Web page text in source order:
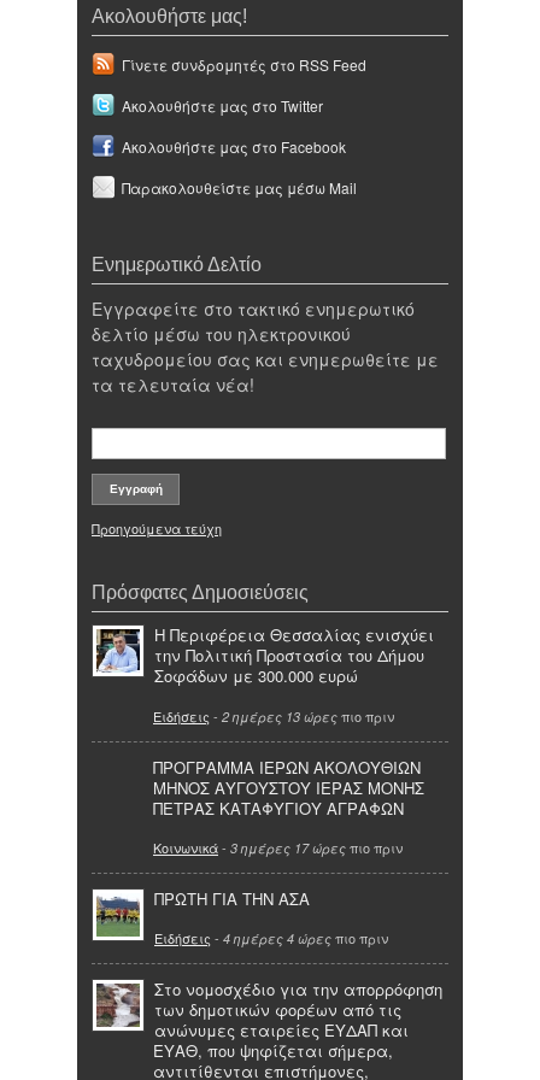
Ακολουθήστε μας!
Γίνετε συνδρομητές στο RSS Feed
Ακολουθήστε μας στο Twitter
Ακολουθήστε μας στο Facebook
Παρακολουθείστε μας μέσω Mail
Ενημερωτικό Δελτίο
Εγγραφείτε στο τακτικό ενημερωτικό
δελτίο μέσω του ηλεκτρονικού
ταχυδρομείου σας και ενημερωθείτε με
τα τελευταία νέα!
Προηγούμενα τεύχη
Πρόσφατες Δημοσιεύσεις
Η Περιφέρεια Θεσσαλίας ενισχύει
την Πολιτική Προστασία του Δήμου
Σοφάδων με 300.000 ευρώ
Ειδήσεις - 2 ημέρες 13 ώρες πιο πριν
ΠΡΟΓΡΑΜΜΑ ΙΕΡΩΝ ΑΚΟΛΟΥΘΙΩΝ
ΜΗΝΟΣ ΑΥΓΟΥΣΤΟΥ ΙΕΡΑΣ ΜΟΝΗΣ
ΠΕΤΡΑΣ ΚΑΤΑΦΥΓΙΟΥ ΑΓΡΑΦΩΝ
Κοινωνικά- 3 ημέρες 17 ώρες πιο πριν
ΠΡΩΤΗ ΓΙΑ ΤΗΝ ΑΣΑ
Ειδήσεις - 4 ημέρες 4 ώρες πιο πριν
Στο νομοσχέδιο για την απορρόφηση
των δημοτικών φορέων από τις
ανώνυμες εταιρείες ΕΥΔΑΠ και
ΕΥΑΘ, που ψηφίζεται σήμερα,
αντιτίθενται επιστήμονες,